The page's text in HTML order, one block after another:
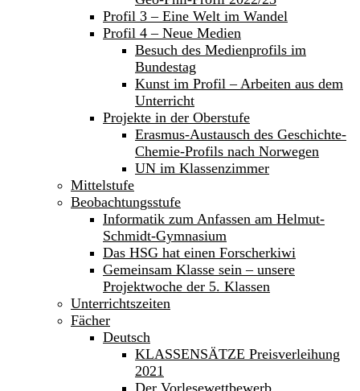
Profil 3 – Eine Welt im Wandel
Profil 4 – Neue Medien
Besuch des Medienprofils im
Bundestag
Kunst im Profil – Arbeiten aus dem
Unterricht
Projekte in der Oberstufe
Erasmus-Austausch des Geschichte-
Chemie-Profils nach Norwegen
UN im Klassenzimmer
Mittelstufe
Beobachtungsstufe
Informatik zum Anfassen am Helmut-
Schmidt-Gymnasium
Das HSG hat einen Forscherkiwi
Gemeinsam Klasse sein – unsere
Projektwoche der 5. Klassen
Unterrichtszeiten
Fächer
Deutsch
KLASSENSÄTZE Preisverleihung
2021